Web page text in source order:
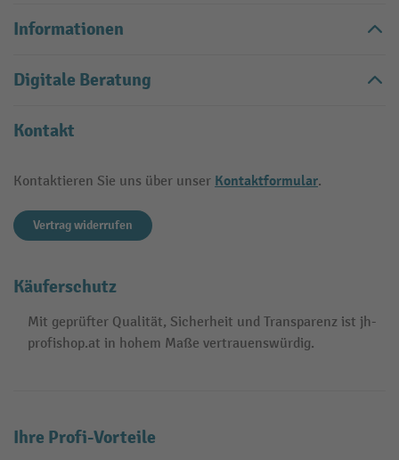
Informationen
Digitale Beratung
Kontakt
Kontaktieren Sie uns über unser Kontaktformular.
Vertrag widerrufen
Käuferschutz
Mit geprüfter Qualität, Sicherheit und Transparenz ist jh-
profishop.at in hohem Maße vertrauenswürdig.
Ihre Profi-Vorteile